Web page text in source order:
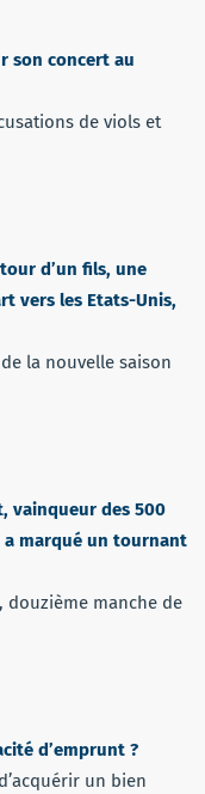
son concert au
de viols et
d’un fils, une
vers les Etats-Unis,
la nouvelle saison
vainqueur des 500
a marqué un tournant
douzième manche de
d’emprunt ?
un bien